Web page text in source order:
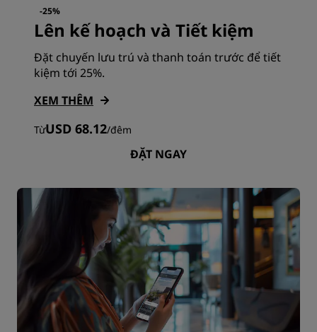
-25%
Lên kế hoạch và Tiết kiệm
Đặt chuyến lưu trú và thanh toán trước để tiết
kiệm tới 25%.
XEM THÊM
TừUSD 68.12/đêm
ĐẶT NGAY